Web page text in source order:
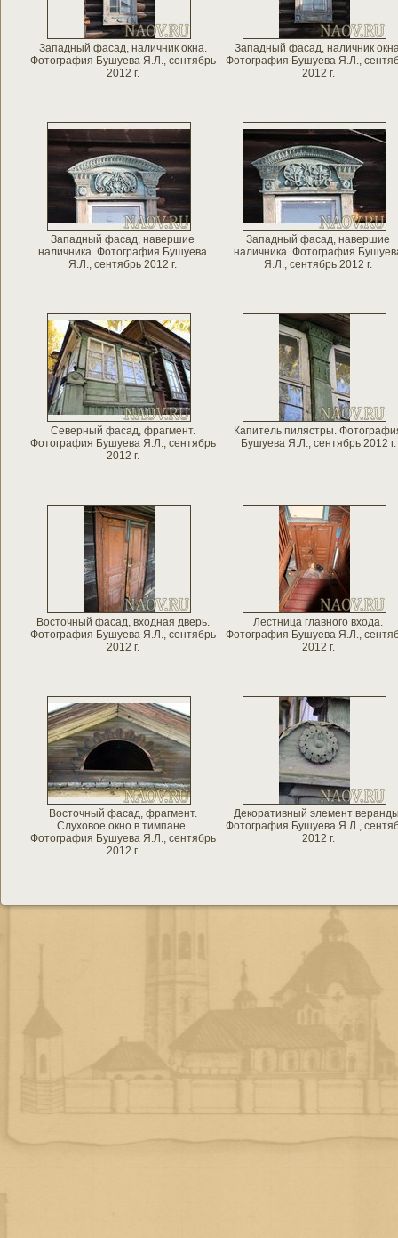
Западный фасад, наличник окна.
Фотография Бушуева Я.Л., сентябрь
2012 г.
Западный фасад, наличник
Фотография Бушуева Я.Л.,
2012 г.
Западный фасад, навершие
наличника. Фотография Бушуева
Я.Л., сентябрь 2012 г.
Западный фасад, навершие
наличника. Фотография
Я.Л., сентябрь 2012 г.
Северный фасад, фрагмент.
Фотография Бушуева Я.Л., сентябрь
2012 г.
Капитель пилястры.
Бушуева Я.Л., сентябрь 2012 г.
Восточный фасад, входная дверь.
Фотография Бушуева Я.Л., сентябрь
2012 г.
Лестница главного входа.
Фотография Бушуева Я.Л.,
2012 г.
Восточный фасад, фрагмент.
Слуховое окно в тимпане.
Фотография Бушуева Я.Л., сентябрь
2012 г.
Декоративный элемент
Фотография Бушуева Я.Л.,
2012 г.